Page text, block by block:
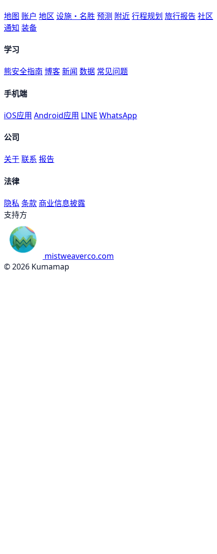
地图 账户 地区 设施・名胜 预测 附近行程规划 旅行报告 社区
通知 装备
学习
熊安全指南 博客新闻 数据 常见问题
手机端
iOS应用 Android应用 LINE WhatsApp
公司
关于联系 报告
法律
隐私 条款 商业信息披露
支持方
mistweaverco.com
© 2026 Kumamap